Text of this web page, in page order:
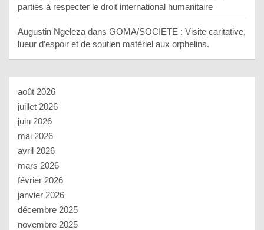
parties à respecter le droit international humanitaire
Augustin Ngeleza dans GOMA/SOCIETE : Visite caritative,
lueur d’espoir et de soutien matériel aux orphelins.
août 2026
juillet 2026
juin 2026
mai 2026
avril 2026
mars 2026
février 2026
janvier 2026
décembre 2025
novembre 2025